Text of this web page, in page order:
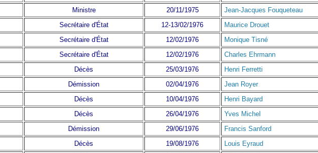
Ministre 20/11/1975
Jean-Jacques Fouqueteau
Secrétaire d'État 12-13/02/1976
Maurice Drouet
Secrétaire d'État 12/02/1976
Monique Tisné
Secrétaire d'État 12/02/1976
Charles Ehrmann
Décès 25/03/1976
Henri Ferretti
Démission 02/04/1976
Jean Royer
Décès 10/04/1976
Henri Bayard
Décès 26/04/1976
Yves Michel
Démission 29/06/1976
Francis Sanford
Décès 19/08/1976
Louis Eyraud